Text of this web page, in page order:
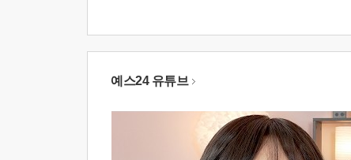
예스24 유튜브